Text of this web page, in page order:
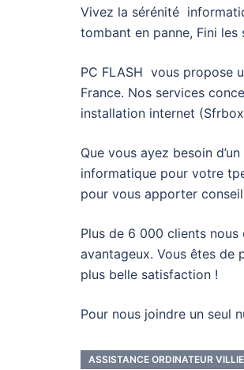
Vivez la sérénité
tombant en panne, Fini les
PC FLASH vous propose
France. Nos services
installation internet
Que vous ayez besoin
informatique pour votre
pour vous apporter
Plus de 6 000 clients
avantageux. Vous êtes de
plus belle satisfaction !
Pour nous joindre un seul
ASSISTANCE ORDINATEUR